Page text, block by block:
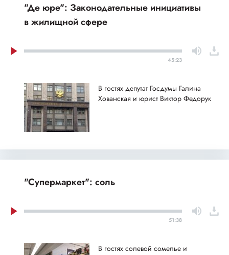
"Де юре": Законодательные инициативы
в жилищной сфере
45:23
В гостях депутат Госдумы Галина
Хованская и юрист Виктор Федорук
"Супермаркет": соль
51:38
В гостях солевой сомелье и